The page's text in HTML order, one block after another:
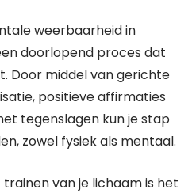
weerbaarheid in
doorlopend proces dat
Door middel van gerichte
positieve affirmaties
tegenslagen kun je stap
zowel fysiek als mentaal.
van je lichaam is het